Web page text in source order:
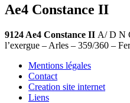
Ae4 Constance II
9124 Ae4 Constance II A/ D N
l’exergue – Arles – 359/360 –
Mentions légales
Contact
Creation site internet
Liens